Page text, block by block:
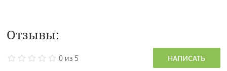
Отзывы:
0 из 5 НАПИСАТЬ